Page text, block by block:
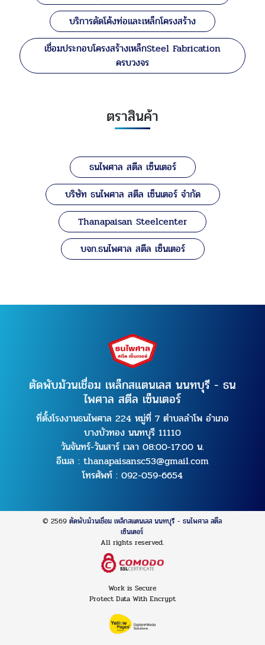
บริการดัดโค้งท่อและเหล็กโครงสร้าง
เชื่อมประกอบโครงสร้างเหล็กSteel Fabrication
ครบวงจร
ตราสินค้า
ธนไพศาล สตีล เซ็นเตอร์
บริษัท ธนไพศาล สตีล เซ็นเตอร์ จำกัด
Thanapaisan Steelcenter
บจก.ธนไพศาล สตีล เซ็นเตอร์
ตัดพับม้วนเชื่อม เหล็กสแตนเลส นนทบุรี - ธน
ไพศาล สตีล เซ็นเตอร์
ที่ตั้งโรงงานธนไพศาล 224 หมู่ที่ 7 ตำบลลำโพ อำเภอ
บางบัวทอง นนทบุรี 11110
วันจันทร์-วันเสาร์ เวลา 08:00-17:00 น.
อีเมล : thanapaisansc53@gmail.com
โทรศัพท์ : 092-059-6654
© 2569ตัดพับม้วนเชื่อม เหล็กสแตนเลส นนทบุรี - ธนไพศาล สตีล
เซ็นเตอร์
All rights reserved.
Work is Secure
Protect Data With Encrypt